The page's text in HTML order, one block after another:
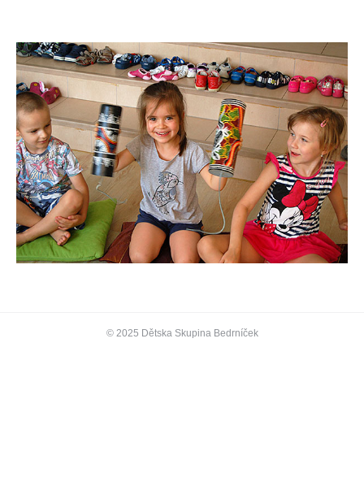
© 2025 Dětska Skupina Bedrníček